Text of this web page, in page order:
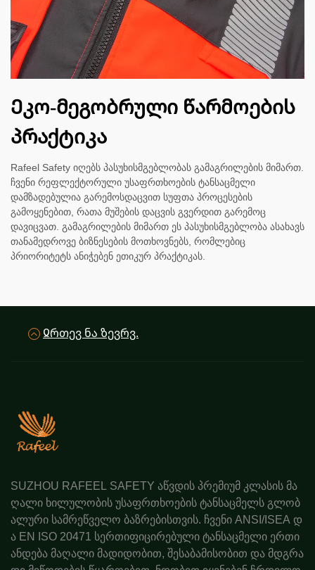
Ეკო-მეგობრული წარმოების
პრაქტიკა
Rafeel Safety იღებს პასუხისმგებლობას გამაგრილების მიმართ.
ჩვენი რეფლექტორული უსაფრთხოების ტანსაცმელი
დამზადებულია გარემოსდაცვით სუფთა პროცესების
გამოყენებით, რათა მუშების დაცვის გვერდით გარემოც
დავიცვათ. გამაგრილების მიმართ ეს პასუხისმგებლობა ასახავს
თანამედროვე ბიზნესების მოთხოვნებს, რომლებიც
პრიორიტეტს ანიჭებენ ეთიკურ პრაქტიკას.
Ჲრთევ ნა ზევრვ.
SUZHOU RAFEEL SAFETY აწვდის პრემიუმ კლასის მა
ღალი ხილულობის უსაფრთხოების ტანსაცმელს გლობ
ალური სამრეწველო ბაზრებისთვის. ჩვენი ANSI/ISEA დ
ა EN ISO 20471 სერთიფიცირებული ტანსაცმელი ერთი
ანდება მაღალი მადიდობით, შესაბამისობით და მდგრა